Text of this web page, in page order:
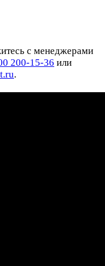
с менеджерами
200-15-36 или
.